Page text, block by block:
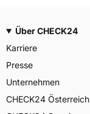
Über CHECK24
Karriere
Presse
Unternehmen
CHECK24 Österreich